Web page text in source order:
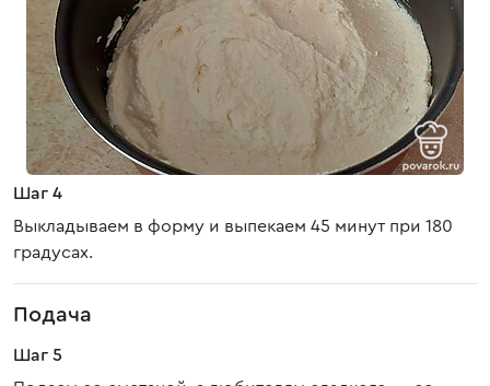
Шаг 4
Выкладываем в форму и выпекаем 45 минут при 180
градусах.
Подача
Шаг 5